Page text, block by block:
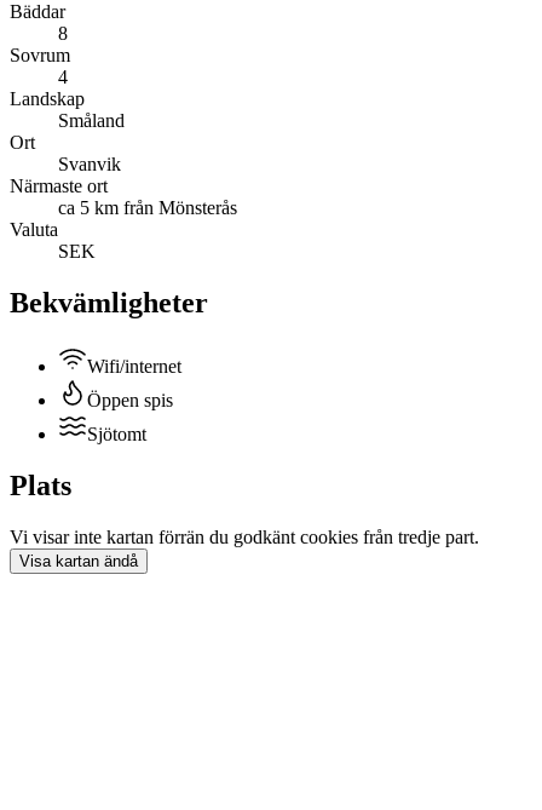
Bäddar
8
Sovrum
4
Landskap
Småland
Ort
Svanvik
Närmaste ort
ca 5 km från Mönsterås
Valuta
SEK
Bekvämligheter
Wifi/internet
Öppen spis
Sjötomt
Plats
Vi visar inte kartan förrän du godkänt cookies från tredje part.
Visa kartan ändå